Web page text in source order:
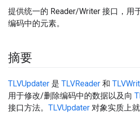
提供统一的 Reader/Writer 接口，用
编码中的元素。
摘要
TLVUpdater 是 TLVReader 和
用于修改/删除编码中的数据以及向
接口方法。 TLVUpdater 对象实质上